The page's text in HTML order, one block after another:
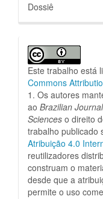
Dossiê
Este trabalho está
Commons
1. Os autores
ao Brazilian
Sciences o direito
trabalho publicado
Atribuição 4.0
reutilizadores
construam o
desde que a
permite o uso